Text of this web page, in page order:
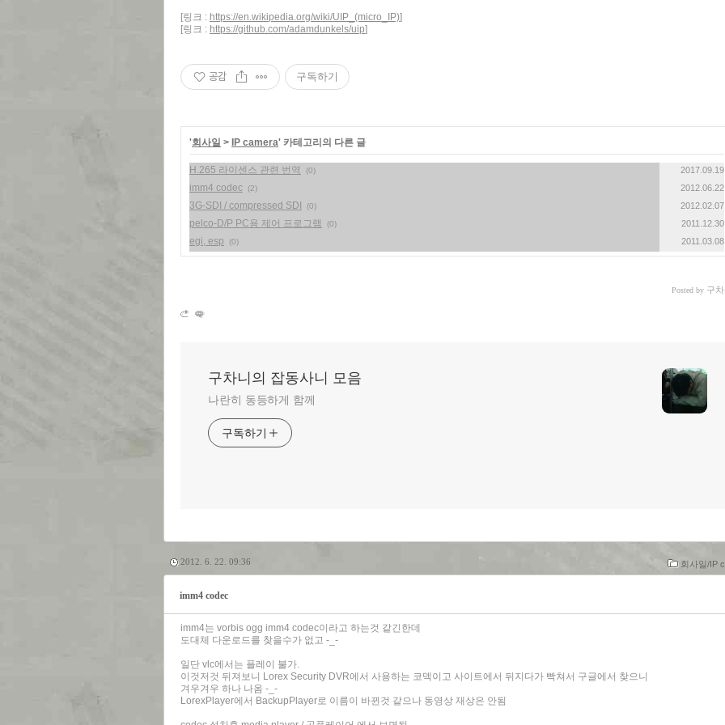
[링크 : https://en.wikipedia.org/wiki/UIP_(micro_IP)]
[링크 : https://github.com/adamdunkels/uip]
공감 구독하기
'회사일 > IP camera' 카테고리의 다른 글
H.265 라이센스 관련 번역 (0) 2017.09.19
imm4 codec (2) 2012.06.22
3G-SDI / compressed SDI (0) 2012.02.07
pelco-D/P PC용 제어 프로그램 (0) 2011.12.30
egi, esp (0) 2011.03.08
Posted by 구
구차니의 잡동사니 모음
나란히 동등하게 함께
구독하기
회사일/IP
2012. 6. 22. 09:36
imm4 codec
imm4는 vorbis ogg imm4 codec이라고 하는것 같긴한데
도대체 다운로드를 찾을수가 없고 -_-
일단 vlc에서는 플레이 불가.
이것저것 뒤져보니 Lorex Security DVR에서 사용하는 코덱이고 사이트에서 뒤지다가 빡쳐서 구글에서 찾으니
겨우겨우 하나 나옴 -_-
LorexPlayer에서 BackupPlayer로 이름이 바뀐것 같으나 동영상 재상은 안됨